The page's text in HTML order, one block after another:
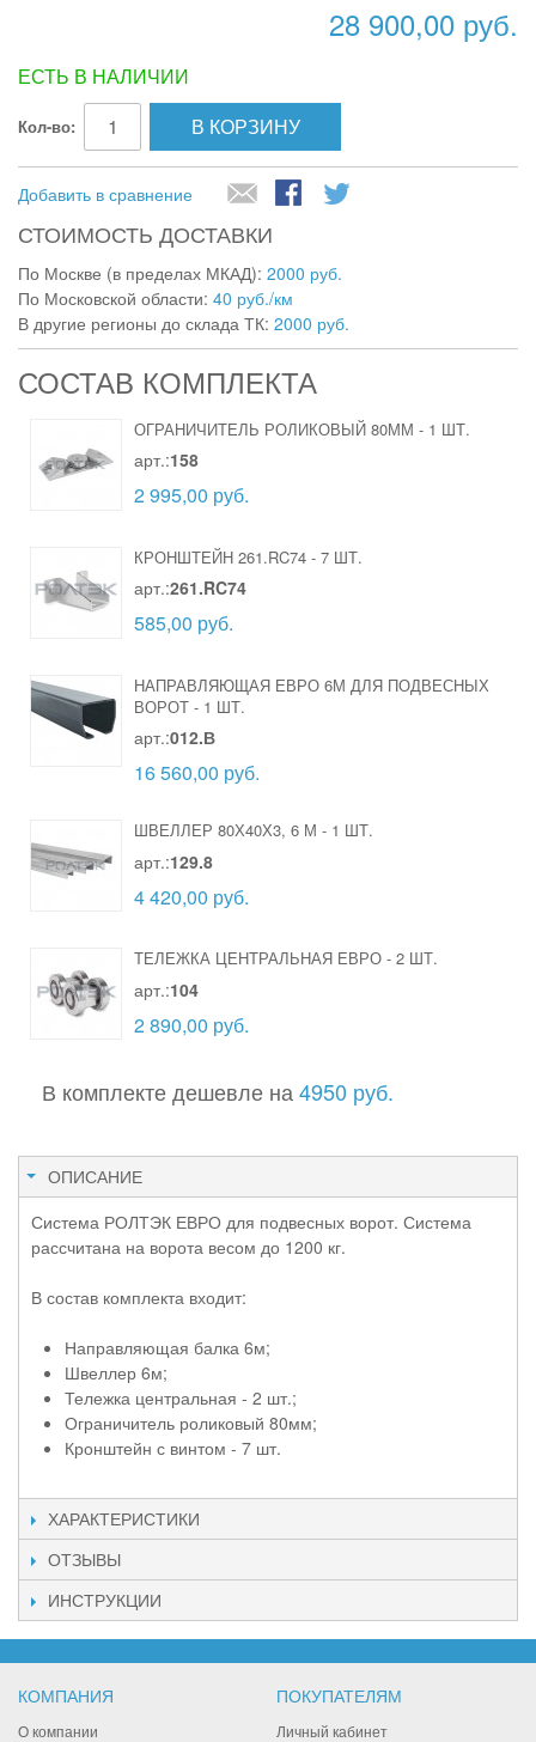
28 900,00 руб.
ЕСТЬ В НАЛИЧИИ
Кол-во: В КОРЗИНУ
Добавить в сравнение
СТОИМОСТЬ ДОСТАВКИ
По Москве (в пределах МКАД): 2000 руб.
По Московской области: 40 руб./км
В другие регионы до склада ТК: 2000 руб.
СОСТАВ КОМПЛЕКТА
ОГРАНИЧИТЕЛЬ РОЛИКОВЫЙ 80ММ - 1 ШТ.
арт.:158
2 995,00 руб.
КРОНШТЕЙН 261.RC74 - 7 ШТ.
арт.:261.RC74
585,00 руб.
НАПРАВЛЯЮЩАЯ ЕВРО 6М ДЛЯ ПОДВЕСНЫХ
ВОРОТ - 1 ШТ.
арт.:012.В
16 560,00 руб.
ШВЕЛЛЕР 80Х40Х3, 6 М - 1 ШТ.
арт.:129.8
4 420,00 руб.
ТЕЛЕЖКА ЦЕНТРАЛЬНАЯ ЕВРО - 2 ШТ.
арт.:104
2 890,00 руб.
В комплекте дешевле на 4950 руб.
ОПИСАНИЕ
Система РОЛТЭК ЕВРО для подвесных ворот. Система
рассчитана на ворота весом до 1200 кг.
В состав комплекта входит:
Направляющая балка 6м;
Швеллер 6м;
Тележка центральная - 2 шт.;
Ограничитель роликовый 80мм;
Кронштейн с винтом - 7 шт.
ХАРАКТЕРИСТИКИ
ОТЗЫВЫ
ИНСТРУКЦИИ
КОМПАНИЯ
О компании
ПОКУПАТЕЛЯМ
Личный кабинет